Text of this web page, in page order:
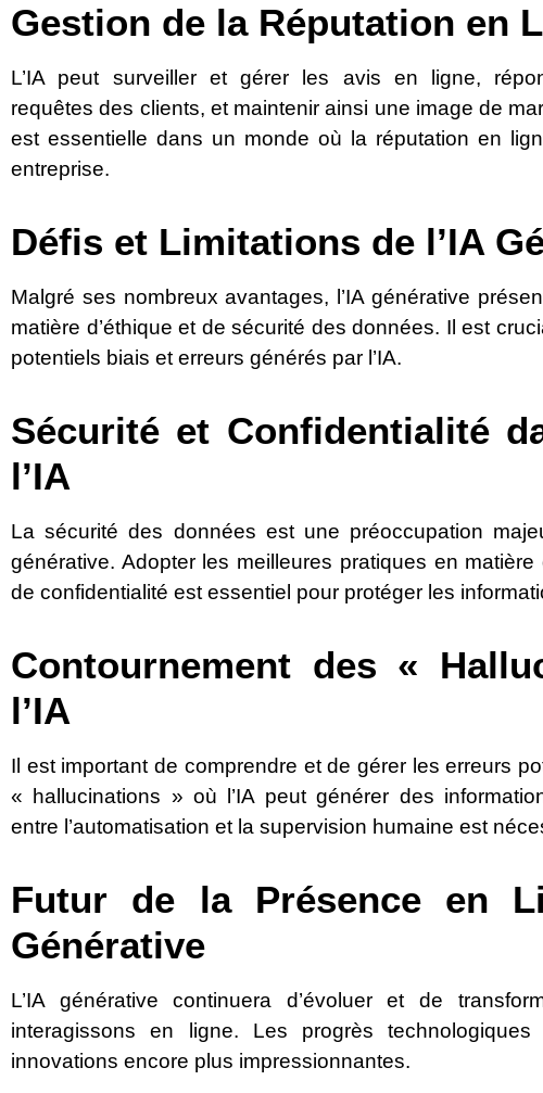
Gestion de la Réputation en
L’IA peut surveiller et gérer les avis en ligne,
requêtes des clients, et maintenir ainsi une image de
est essentielle dans un monde où la réputation en
entreprise.
Défis et Limitations de l’IA
Malgré ses nombreux avantages, l’IA générative
matière d’éthique et de sécurité des données. Il est
potentiels biais et erreurs générés par l’IA.
Sécurité et Confidentialité
l’IA
La sécurité des données est une préoccupation
générative. Adopter les meilleures pratiques en
de confidentialité est essentiel pour protéger les
Contournement des «
l’IA
Il est important de comprendre et de gérer les erreurs
« hallucinations » où l’IA peut générer des
entre l’automatisation et la supervision humaine est
Futur de la Présence en
Générative
L’IA générative continuera d’évoluer et de
interagissons en ligne. Les progrès technologiques
innovations encore plus impressionnantes.